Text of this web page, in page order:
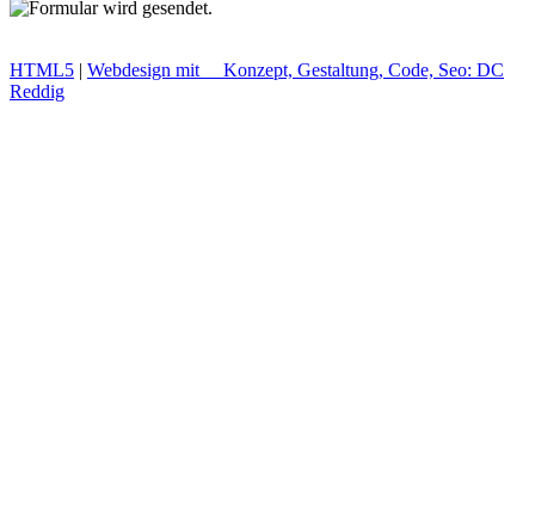
HTML5 | Webdesign mit Konzept, Gestaltung, Code, Seo: DC
Reddig